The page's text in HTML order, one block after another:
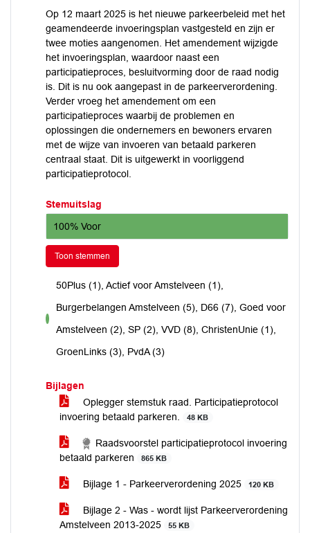
Op 12 maart 2025 is het nieuwe parkeerbeleid met het
geamendeerde invoeringsplan vastgesteld en zijn er
twee moties aangenomen. Het amendement wijzigde
het invoeringsplan, waardoor naast een
participatieproces, besluitvorming door de raad nodig
is. Dit is nu ook aangepast in de parkeerverordening.
Verder vroeg het amendement om een
participatieproces waarbij de problemen en
oplossingen die ondernemers en bewoners ervaren
met de wijze van invoeren van betaald parkeren
centraal staat. Dit is uitgewerkt in voorliggend
participatieprotocol.
Stemuitslag
100% Voor
Toon stemmen
voor
50Plus (1), Actief voor Amstelveen (1),
Burgerbelangen Amstelveen (5), D66 (7), Goed voor
Amstelveen (2), SP (2), VVD (8), ChristenUnie (1),
GroenLinks (3), PvdA (3)
Bijlagen
Oplegger stemstuk raad. Participatieprotocol
invoering betaald parkeren.
48 KB
Raadsvoorstel participatieprotocol invoering
betaald parkeren
865 KB
Bijlage 1 - Parkeerverordening 2025 120 KB
Bijlage 2 - Was - wordt lijst Parkeerverordening
Amstelveen 2013-2025
55 KB